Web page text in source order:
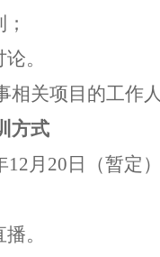
；
论。
相关项目的工作
方式
12月20日（暂定）
播。